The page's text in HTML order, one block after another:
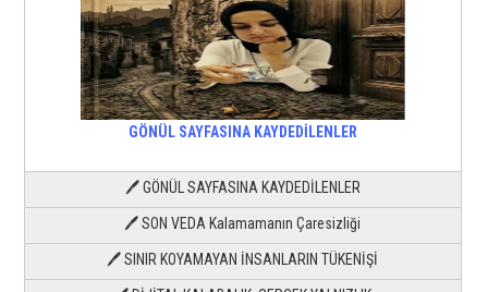
GÖNÜL SAYFASINA KAYDEDİLENLER
🖊 GÖNÜL SAYFASINA KAYDEDİLENLER
🖊 SON VEDA Kalamamanın Çaresizliği
🖊 SINIR KOYAMAYAN İNSANLARIN TÜKENİŞİ